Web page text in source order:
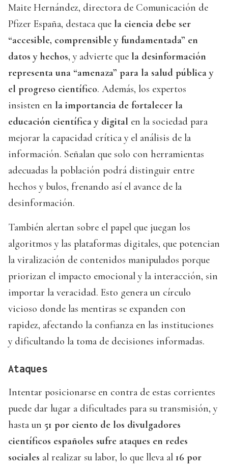
Maite Hernández, directora de Comunicación de
Pfizer España, destaca que la ciencia debe ser
“accesible, comprensible y fundamentada” en
datos y hechos, y advierte que la desinformación
representa una “amenaza” para la salud pública y
el progreso científico. Además, los expertos
insisten en la importancia de fortalecer la
educación científica y digital en la sociedad para
mejorar la capacidad crítica y el análisis de la
información. Señalan que solo con herramientas
adecuadas la población podrá distinguir entre
hechos y bulos, frenando así el avance de la
desinformación.
También alertan sobre el papel que juegan los
algoritmos y las plataformas digitales, que potencian
la viralización de contenidos manipulados porque
priorizan el impacto emocional y la interacción, sin
importar la veracidad. Esto genera un círculo
vicioso donde las mentiras se expanden con
rapidez, afectando la confianza en las instituciones
y dificultando la toma de decisiones informadas.
Ataques
Intentar posicionarse en contra de estas corrientes
puede dar lugar a dificultades para su transmisión, y
hasta un 51 por ciento de los divulgadores
científicos españoles sufre ataques en redes
sociales al realizar su labor, lo que lleva al 16 por